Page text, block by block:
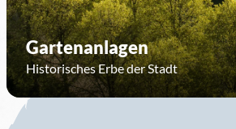
Gartenanlagen
Historisches Erbe der Stadt